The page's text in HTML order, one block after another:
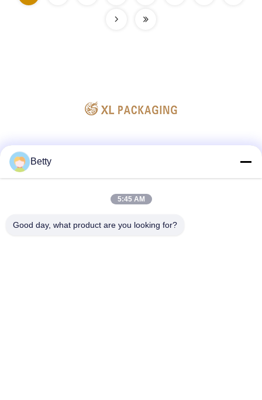
テレ
Betty
5:45 AM
Good day, what product are you looking for?